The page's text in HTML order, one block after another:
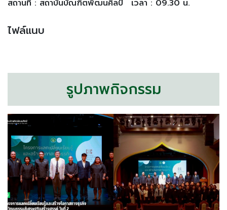
สถานที่ : สถาบันบัณฑิตพัฒนศิลป์ เวลา : 09.30 น.
ไฟล์แนบ
รูปภาพกิจกรรม